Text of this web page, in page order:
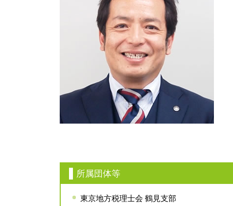
相続税 税務署
相続 基礎控除
防衛特別法人税 いつから
税務相談 場所
税務顧問契約 法人
税務調査対策 相談
所属団体等
東京地方税理士会 鶴見支部